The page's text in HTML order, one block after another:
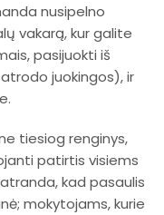
nusipelno
vakarą, kur galite
pasijuokti iš
juokingos), ir
tiesiog renginys,
patirtis visiems
kad pasaulis
mokytojams, kurie